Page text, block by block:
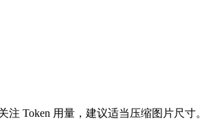
Token 用量，建议适当压缩图片尺寸。